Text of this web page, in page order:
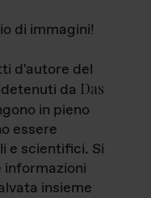
di immagini!
d'autore del
da Das
in pieno
essere
e scientifici. Si
informazioni
insieme